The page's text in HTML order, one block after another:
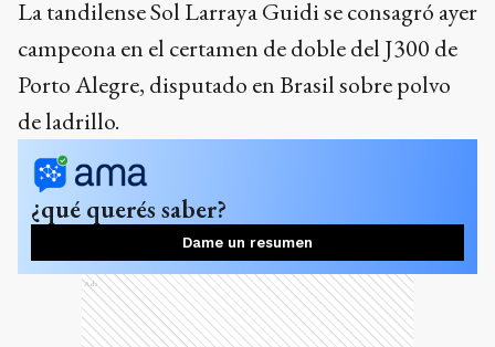
La tandilense Sol Larraya Guidi se consagró ayer
campeona en el certamen de doble del J300 de
Porto Alegre, disputado en Brasil sobre polvo
de ladrillo.
¿qué querés saber?
Dame un resumen
Ads